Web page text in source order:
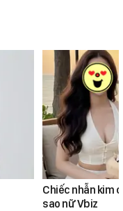
Chiếc nhẫn kim
sao nữ Vbiz